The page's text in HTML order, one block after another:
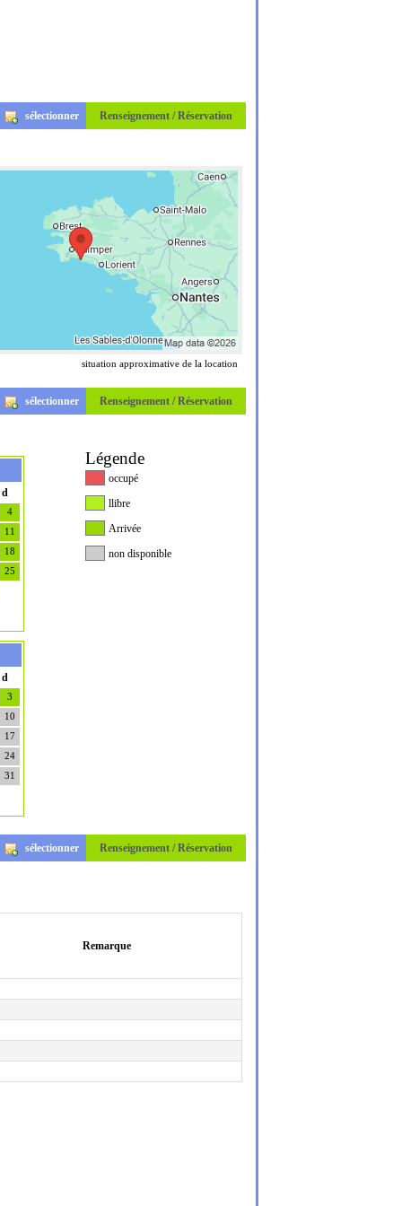
Renseignement / Réservation
sélectionner
situation approximative de la location
Renseignement / Réservation
sélectionner
Légende
occupé
llibre
Arrivée
non disponible
d
4
11
18
25
d
3
10
17
24
31
Renseignement / Réservation
sélectionner
Remarque